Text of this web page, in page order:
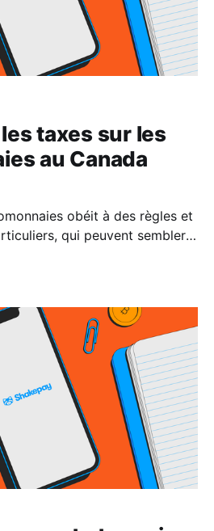
taxes sur les
au Canada
obéit à des règles et
qui peuvent sembler